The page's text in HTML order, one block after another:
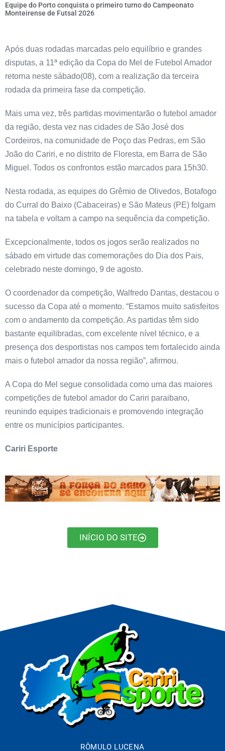
Equipe do Porto conquista o primeiro turno do Campeonato
Monteirense de Futsal 2026
Após duas rodadas marcadas pelo equilíbrio e grandes
disputas, a 11ª edição da Copa do Mel de Futebol Amador
retorna neste sábado(08), com a realização da terceira
rodada da primeira fase da competição.
Mais uma vez, três partidas movimentarão o futebol amador
da região, desta vez nas cidades de São José dos
Cordeiros, na comunidade de Poço das Pedras, em São
João do Cariri, e no distrito de Floresta, em Barra de São
Miguel. Todos os confrontos estão marcados para 15h30.
Nesta rodada, as equipes do Grêmio de Olivedos, Botafogo
do Curral do Baixo (Cabaceiras) e São Mateus (PE) folgam
na tabela e voltam a campo na sequência da competição.
Excepcionalmente, todos os jogos serão realizados no
sábado em virtude das comemorações do Dia dos Pais,
celebrado neste domingo, 9 de agosto.
O coordenador da competição, Walfredo Dantas, destacou o
sucesso da Copa até o momento. “Estamos muito satisfeitos
com o andamento da competição. As partidas têm sido
bastante equilibradas, com excelente nível técnico, e a
presença dos desportistas nos campos tem fortalecido ainda
mais o futebol amador da nossa região”, afirmou.
A Copa do Mel segue consolidada como uma das maiores
competições de futebol amador do Cariri paraibano,
reunindo equipes tradicionais e promovendo integração
entre os municípios participantes.
Cariri Esporte
INÍCIO DO SITE
RÔMULO LUCENA